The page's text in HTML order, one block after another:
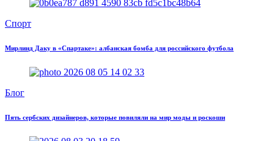
Спорт
Мирлинд Даку в «Спартаке»: албанская бомба для российского футбола
Блог
Пять сербских дизайнеров, которые повиляли на мир моды и роскоши